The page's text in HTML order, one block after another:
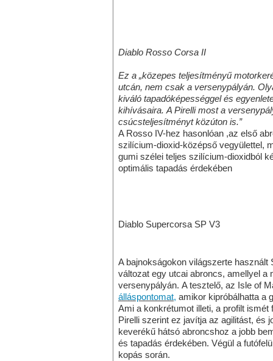
Diablo Rosso Corsa II
Ez a „közepes teljesítményű
utcán, nem csak a versenypályán.
kiváló tapadóképességgel és
kihívásaira. A Pirelli most a
csúcsteljesítményt közúton is.”
A Rosso IV-hez hasonlóan ,az első
szilícium-dioxid-középső vegyülettel,
gumi szélei teljes szilícium-dioxidból
optimális tapadás érdekében
Diablo Supercorsa SP V3
A bajnokságokon világszerte
változat egy utcai abroncs, amellyel a
versenypályán. A tesztelő, az Isle of
álláspontomat, amikor kipróbálhatta a
Ami a konkrétumot illeti, a profilt
Pirelli szerint ez javítja az agilitást, és
keverékű hátsó abroncshoz a jobb
és tapadás érdekében. Végül a
kopás során.